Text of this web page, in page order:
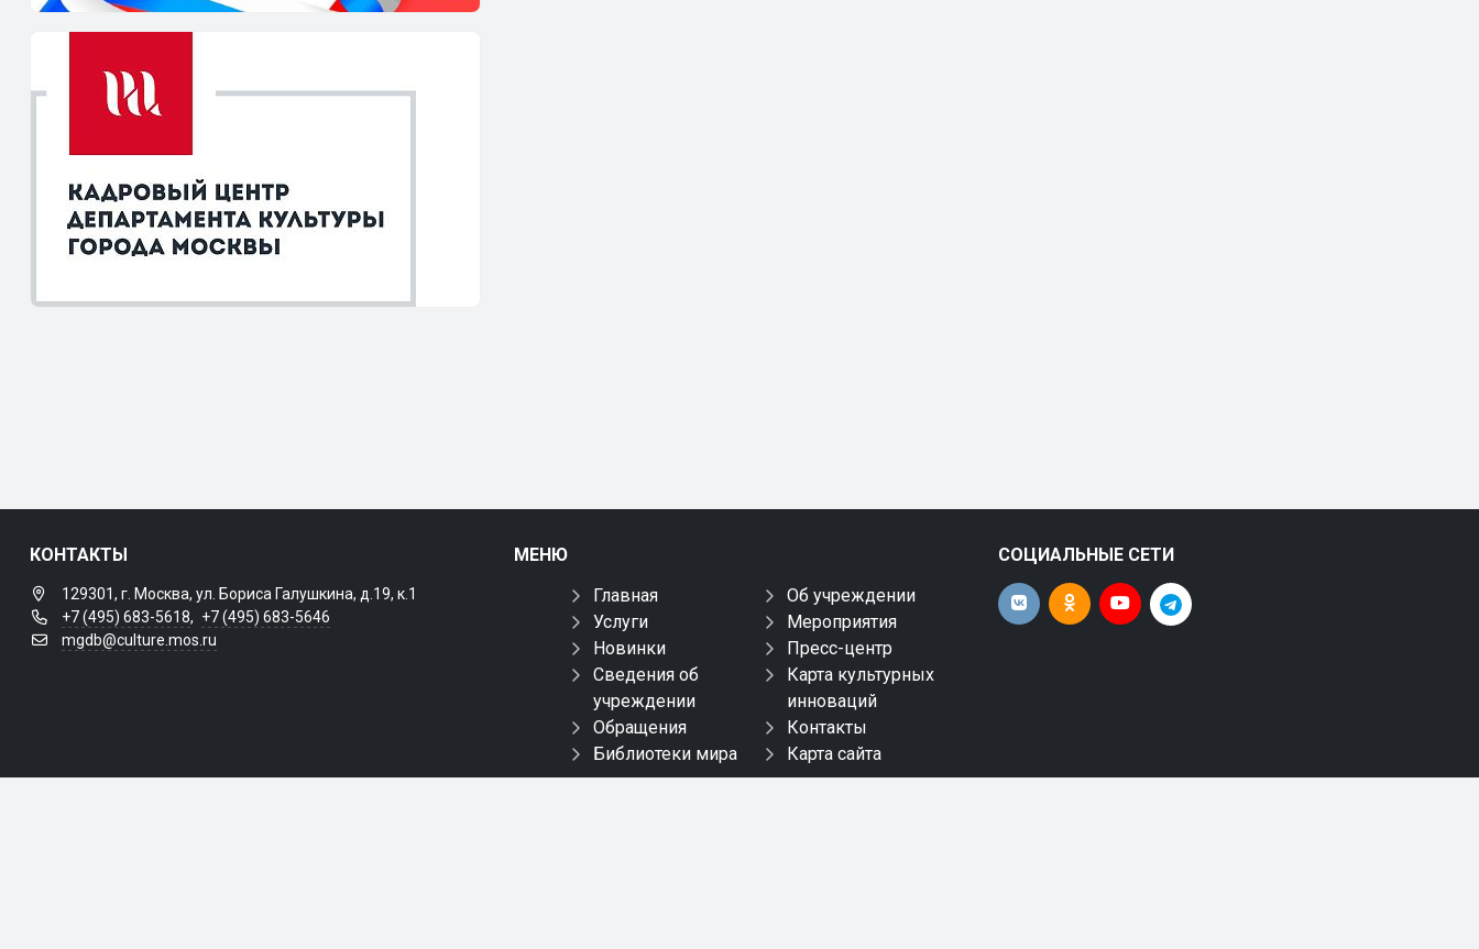
КОНТАКТЫ
129301, г. Москва, ул. Бориса Галушкина, д.19, к.1
+7 (495) 683-5618, +7 (495) 683-5646
mgdb@culture.mos.ru
МЕНЮ
Главная
Об учреждении
Услуги
Мероприятия
Новинки
Пресс-центр
Сведения об
учреждении
Карта культурных
инноваций
Обращения
Контакты
Библиотеки мира
Карта сайта
СОЦИАЛЬНЫЕ СЕТИ